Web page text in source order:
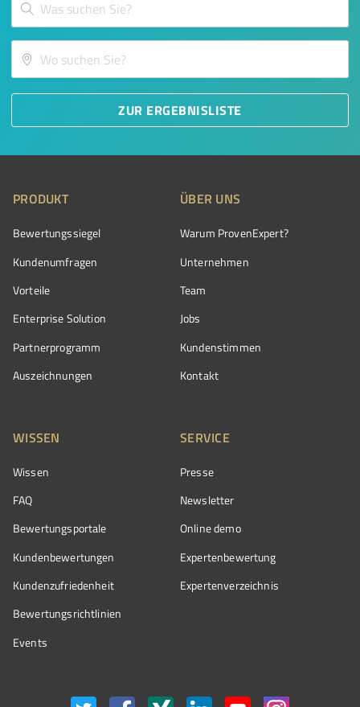
ZUR ERGEBNISLISTE
PRODUKT
Bewertungssiegel
Kundenumfragen
Vorteile
Enterprise Solution
Partnerprogramm
Auszeichnungen
ÜBER UNS
Warum ProvenExpert?
Unternehmen
Team
Jobs
Kundenstimmen
Kontakt
WISSEN
Wissen
FAQ
Bewertungsportale
Kundenbewertungen
Kundenzufriedenheit
Bewertungs­richtlinien
Events
SERVICE
Presse
Newsletter
Online demo
Expertenbewertung
Expertenverzeichnis